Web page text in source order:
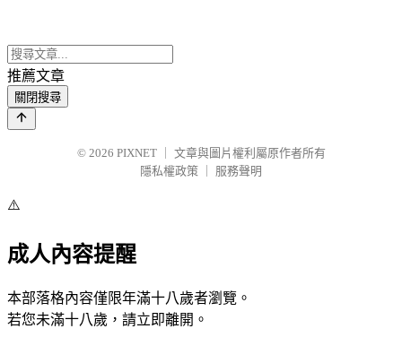
推薦文章
關閉搜尋
© 2026 PIXNET
文章與圖片權利屬原作者所有
隱私權政策
服務聲明
⚠️
成人內容提醒
本部落格內容僅限年滿十八歲者瀏覽。
若您未滿十八歲，請立即離開。